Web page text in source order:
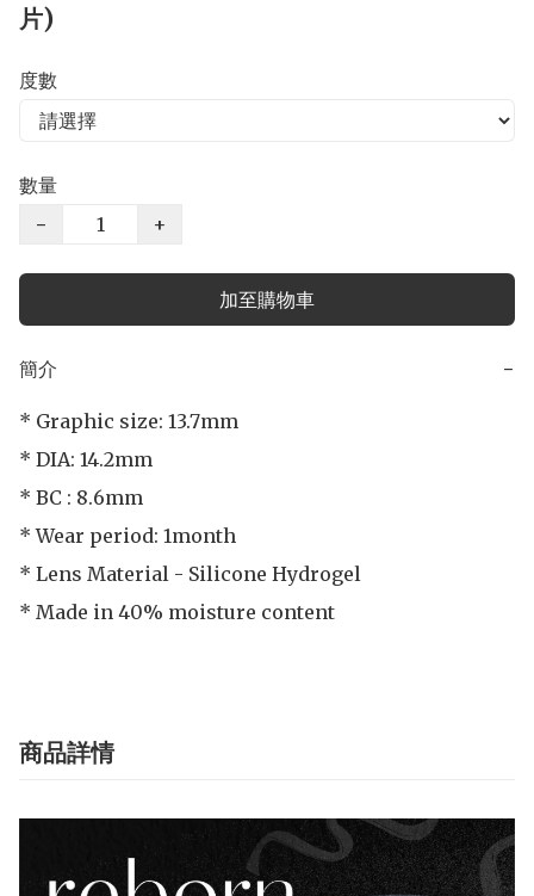
片)
度數
數量
−
+
加至購物車
簡介 −
* Graphic size: 13.7mm
* DIA: 14.2mm
* BC : 8.6mm
* Wear period: 1month
* Lens Material - Silicone Hydrogel
* Made in 40% moisture content
商品詳情